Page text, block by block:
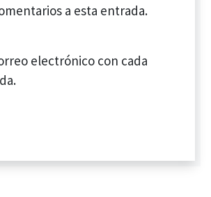
a esta entrada.
electrónico con cada